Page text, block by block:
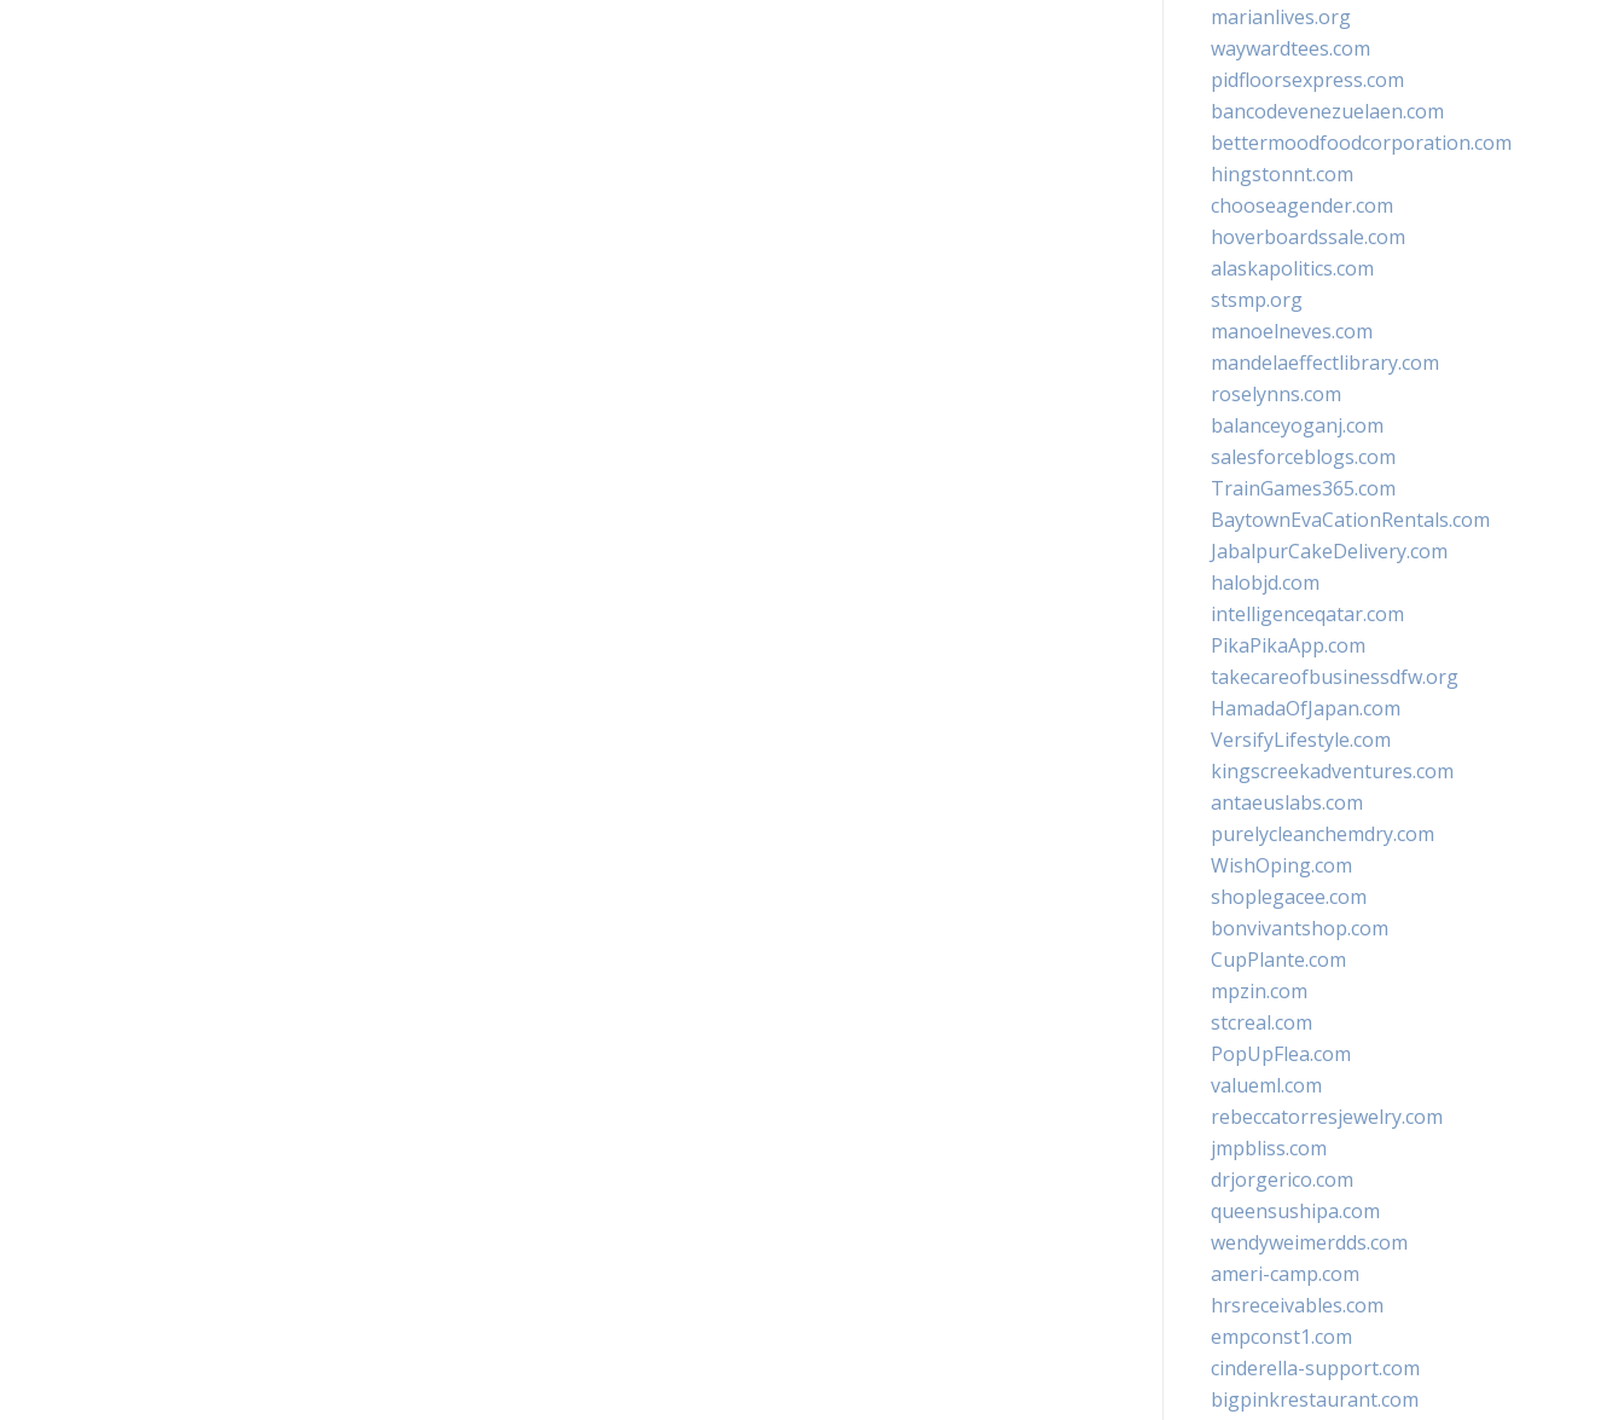
marianlives.org
waywardtees.com
pidfloorsexpress.com
bancodevenezuelaen.com
bettermoodfoodcorporation.com
hingstonnt.com
chooseagender.com
hoverboardssale.com
alaskapolitics.com
stsmp.org
manoelneves.com
mandelaeffectlibrary.com
roselynns.com
balanceyoganj.com
salesforceblogs.com
TrainGames365.com
BaytownEvaCationRentals.com
JabalpurCakeDelivery.com
halobjd.com
intelligenceqatar.com
PikaPikaApp.com
takecareofbusinessdfw.org
HamadaOfJapan.com
VersifyLifestyle.com
kingscreekadventures.com
antaeuslabs.com
purelycleanchemdry.com
WishOping.com
shoplegacee.com
bonvivantshop.com
CupPlante.com
mpzin.com
stcreal.com
PopUpFlea.com
valueml.com
rebeccatorresjewelry.com
jmpbliss.com
drjorgerico.com
queensushipa.com
wendyweimerdds.com
ameri-camp.com
hrsreceivables.com
empconst1.com
cinderella-support.com
bigpinkrestaurant.com